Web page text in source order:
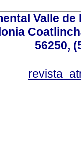
Valle
56250,